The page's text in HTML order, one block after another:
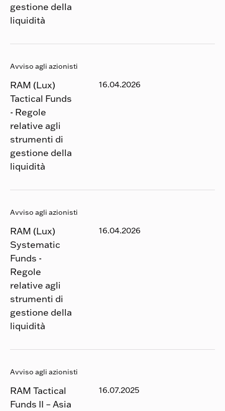
gestione della
liquidità
Avviso agli azionisti
RAM (Lux)
Tactical Funds
- Regole
relative agli
strumenti di
gestione della
liquidità
16.04.2026
Avviso agli azionisti
RAM (Lux)
Systematic
Funds -
Regole
relative agli
strumenti di
gestione della
liquidità
16.04.2026
Avviso agli azionisti
RAM Tactical
Funds II – Asia
16.07.2025